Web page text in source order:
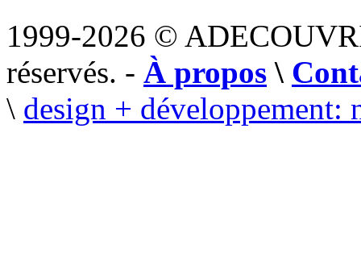
1999-2026 ©
réservés. - À propos \
\ design + développement: